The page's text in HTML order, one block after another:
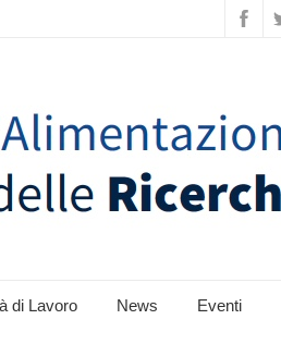
di Lavoro News Eventi